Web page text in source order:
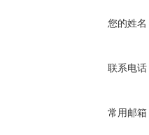
您的姓名
联系电话
常用邮箱